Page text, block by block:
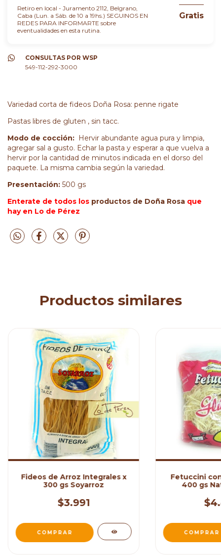
Retiro en local - Juramento 2112, Belgrano,
Caba (Lun. a Sáb. de 10 a 19hs.) SEGUINOS EN
REDES PARA INFORMARTE sobre
eventualidades en esta rutina.
Gratis
CONSULTAS POR WSP
549-112-292-3000
Variedad corta de fideos Doña Rosa: penne rigate
Pastas libres de gluten , sin tacc.
Modo de cocción: Hervir abundante agua pura y limpia,
agregar sal a gusto. Echar la pasta y esperar a que vuelva a
hervir por la cantidad de minutos indicada en el dorso del
paquete. La misma cambia según la variedad.
Presentación: 500 gs
Enterate de todos los productos de Doña Rosa que
hay en Lo de Pérez
Productos similares
Fideos de Arroz Integrales x
300 gs Soyarroz
$3.991
Fetuccini
400 gs